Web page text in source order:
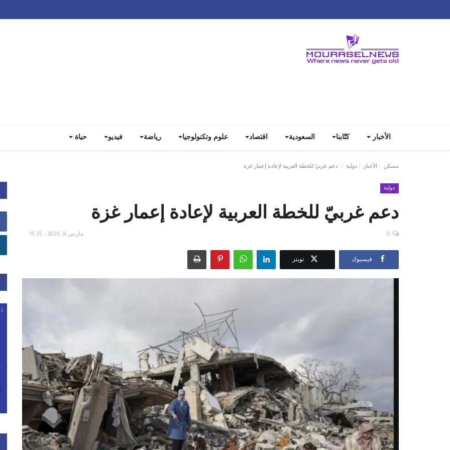
الأخبار كتّابنا السعودية اقتصاد علوم وتكنولوجيا رياضة فيديو حياة
مسكن الأخبار دولية دعم غربيّ للخطة العربية لإعادة إعمار غزة
دولية
دعم غربيّ للخطة العربية لإعادة إعمار غزة
مارس 8, 2025 - 15:35 0
فيسبوك تويتر